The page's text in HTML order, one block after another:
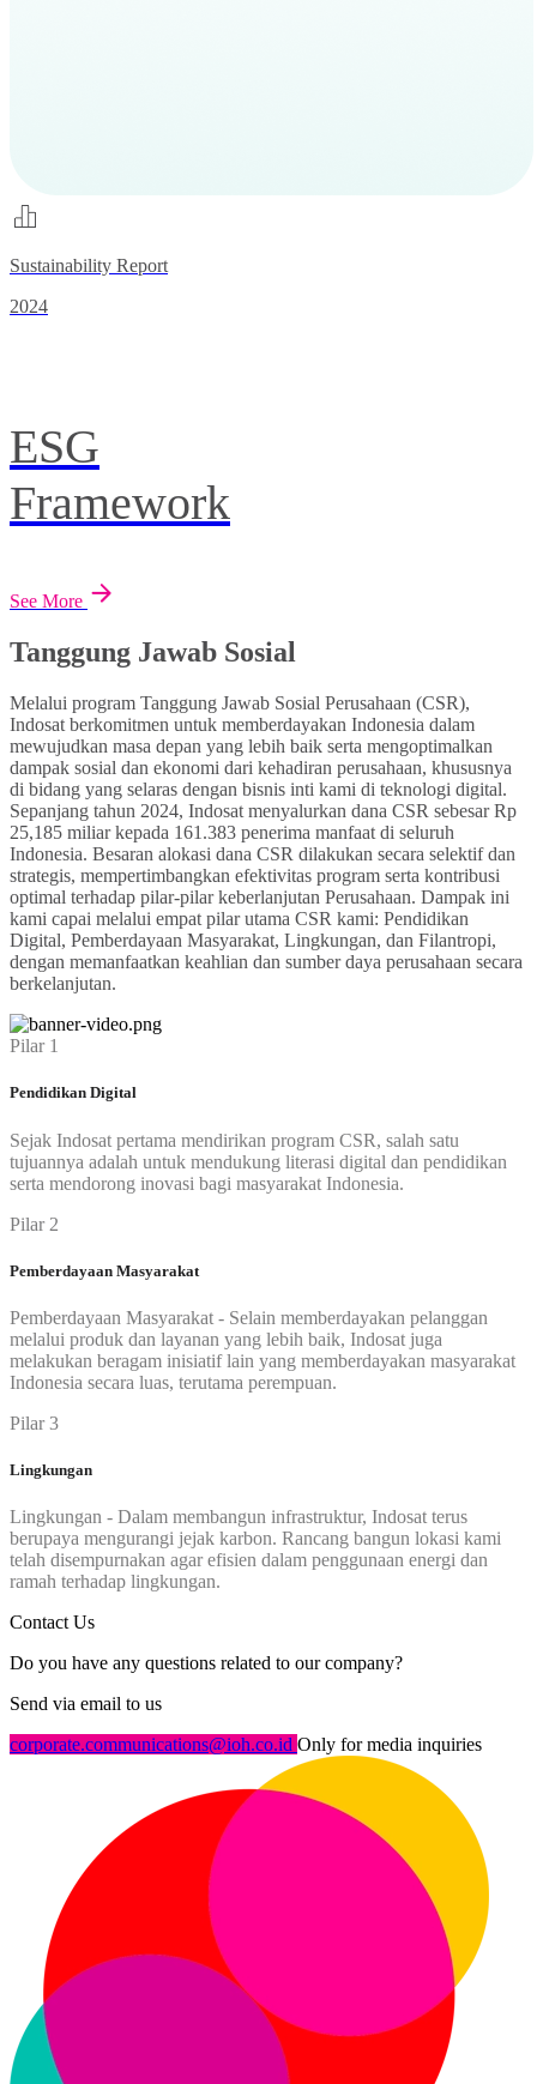
Sustainability Report
2024
ESG
Framework
See More
Tanggung Jawab Sosial
Melalui program Tanggung Jawab Sosial Perusahaan (CSR),
Indosat berkomitmen untuk memberdayakan Indonesia dalam
mewujudkan masa depan yang lebih baik serta mengoptimalkan
dampak sosial dan ekonomi dari kehadiran perusahaan, khususnya
di bidang yang selaras dengan bisnis inti kami di teknologi digital.
Sepanjang tahun 2024, Indosat menyalurkan dana CSR sebesar Rp
25,185 miliar kepada 161.383 penerima manfaat di seluruh
Indonesia. Besaran alokasi dana CSR dilakukan secara selektif dan
strategis, mempertimbangkan efektivitas program serta kontribusi
optimal terhadap pilar-pilar keberlanjutan Perusahaan. Dampak ini
kami capai melalui empat pilar utama CSR kami: Pendidikan
Digital, Pemberdayaan Masyarakat, Lingkungan, dan Filantropi,
dengan memanfaatkan keahlian dan sumber daya perusahaan secara
berkelanjutan.
Pilar 1
Pendidikan Digital
Sejak Indosat pertama mendirikan program CSR, salah satu
tujuannya adalah untuk mendukung literasi digital dan pendidikan
serta mendorong inovasi bagi masyarakat Indonesia.
Pilar 2
Pemberdayaan Masyarakat
Pemberdayaan Masyarakat - Selain memberdayakan pelanggan
melalui produk dan layanan yang lebih baik, Indosat juga
melakukan beragam inisiatif lain yang memberdayakan masyarakat
Indonesia secara luas, terutama perempuan.
Pilar 3
Lingkungan
Lingkungan - Dalam membangun infrastruktur, Indosat terus
berupaya mengurangi jejak karbon. Rancang bangun lokasi kami
telah disempurnakan agar efisien dalam penggunaan energi dan
ramah terhadap lingkungan.
Contact Us
Do you have any questions related to our company?
Send via email to us
corporate.communications@ioh.co.id Only for media inquiries